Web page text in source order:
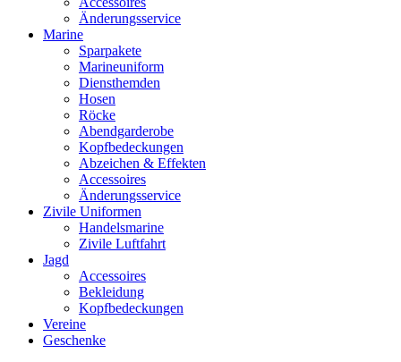
Änderungsservice
Marine
Sparpakete
Marineuniform
Diensthemden
Hosen
Röcke
Abendgarderobe
Kopfbedeckungen
Abzeichen & Effekten
Accessoires
Änderungsservice
Zivile Uniformen
Handelsmarine
Zivile Luftfahrt
Jagd
Accessoires
Bekleidung
Kopfbedeckungen
Vereine
Geschenke